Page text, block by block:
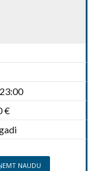
€
NAUDU